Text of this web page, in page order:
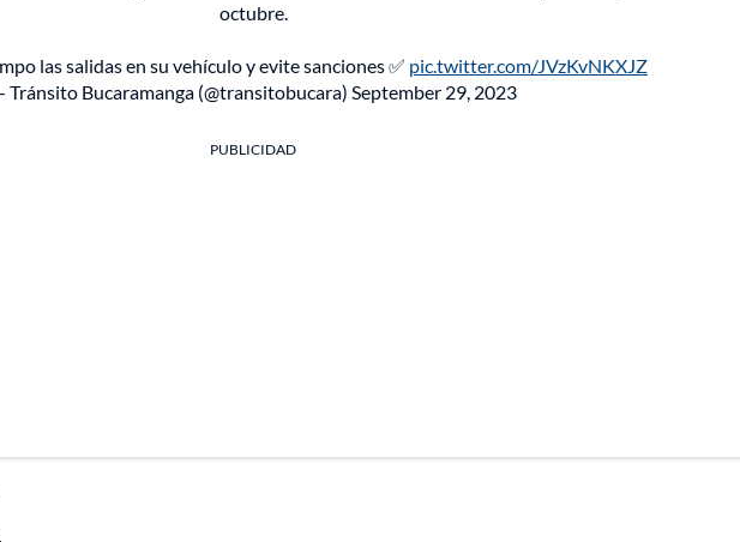
octubre.
las salidas en su vehículo y evite sanciones ✅ pic.twitter.com/JVzKvNKXJZ
Tránsito Bucaramanga (@transitobucara) September 29, 2023
PUBLICIDAD